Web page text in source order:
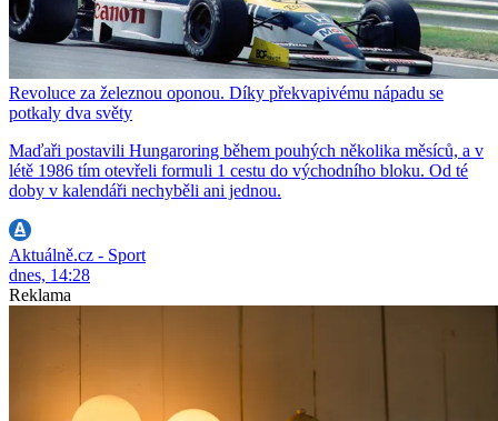
Revoluce za železnou oponou. Díky překvapivému nápadu se
potkaly dva světy
Maďaři postavili Hungaroring během pouhých několika měsíců, a v
létě 1986 tím otevřeli formuli 1 cestu do východního bloku. Od té
doby v kalendáři nechyběli ani jednou.
Aktuálně.cz - Sport
dnes, 14:28
Reklama